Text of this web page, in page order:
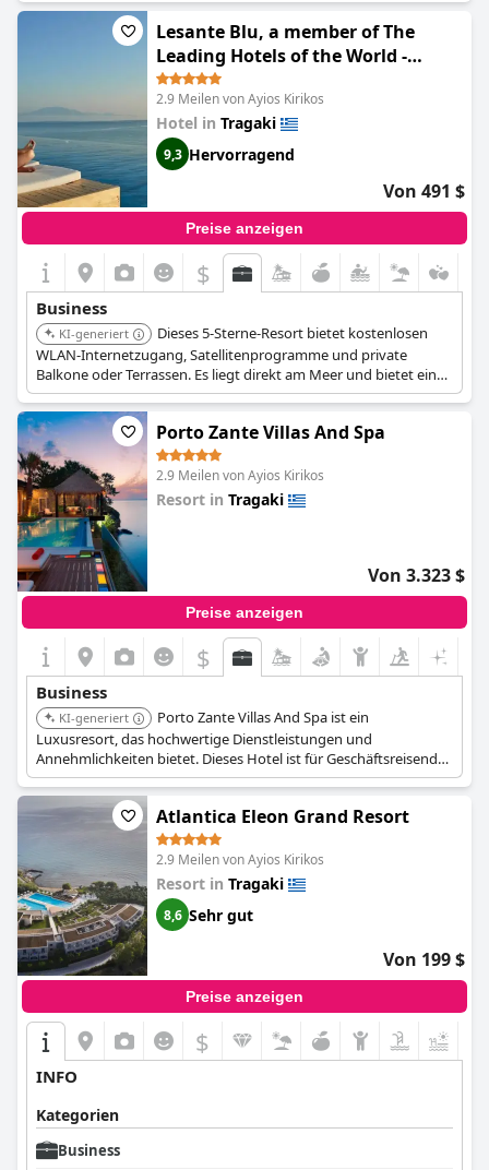
Lesante Blu, a member of The
Leading Hotels of the World -
Adults Only (Lesante Blu - The
Leading Hotels of the World,
Adults Only)
2.9 Meilen von Ayios Kirikos
Hotel in Tragaki
9,3 Hervorragend
Von 491 $
Preise anzeigen
$
Business
KI-generiert
Dieses 5-Sterne-Resort bietet kostenlosen
WLAN-Internetzugang, Satellitenprogramme und private
Balkone oder Terrassen. Es liegt direkt am Meer und bietet eine
ruhige Umgebung, die Geschäftsreisenden entgegenkommt.
Porto Zante Villas And Spa
2.9 Meilen von Ayios Kirikos
Resort in Tragaki
Von 3.323 $
Preise anzeigen
$
Business
KI-generiert
Porto Zante Villas And Spa ist ein
Luxusresort, das hochwertige Dienstleistungen und
Annehmlichkeiten bietet. Dieses Hotel ist für Geschäftsreisende
geeignet, die ein High-End-Erlebnis suchen.
Atlantica Eleon Grand Resort
2.9 Meilen von Ayios Kirikos
Resort in Tragaki
8,6 Sehr gut
Von 199 $
Preise anzeigen
$
INFO
Kategorien
Business